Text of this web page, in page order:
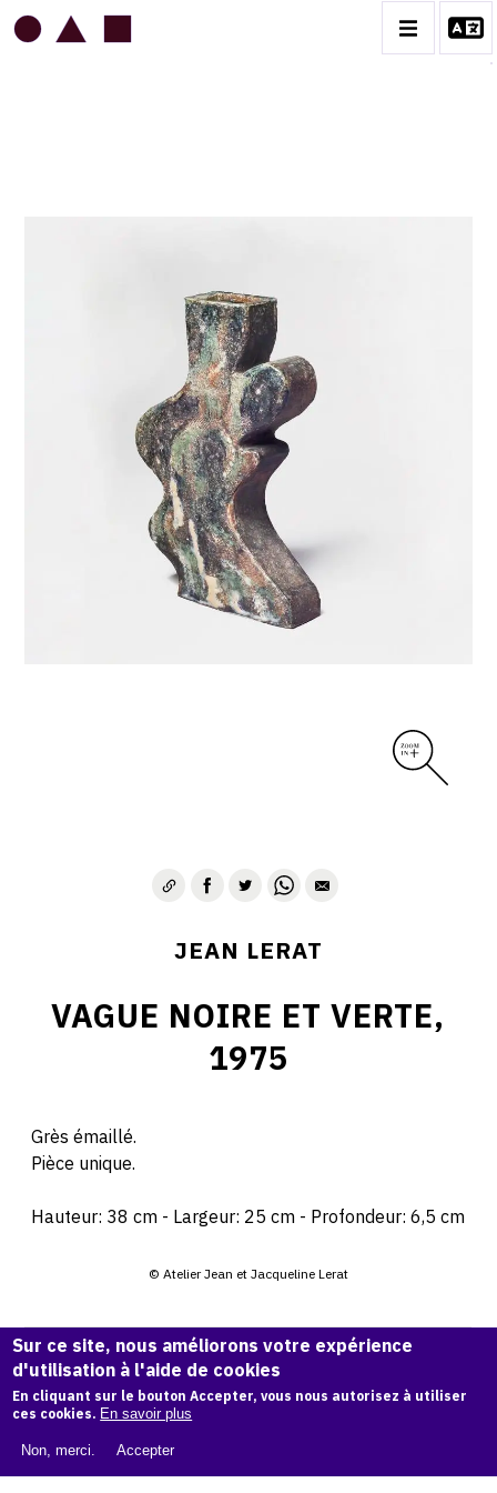
CATALOGUE DES OEUVRES
ART SACRÉ
BESTIAIRE
BOUQUETIÈRES
CÉRAMIQUE ARCHITECTURALE
CÉRAMIQUE DU QUOTIDIEN
COUPES ET PLATS
DIVERS
PERSONNAGES
PIÈCES A MAIN ET CENDRIERS
PLANTES
SCÈNES DE LA VIE
JEAN LERAT
VAGUE NOIRE ET VERTE,
1975
Grès émaillé.
Pièce unique.
Hauteur: 38 cm - Largeur: 25 cm - Profondeur: 6,5 cm
© Atelier Jean et Jacqueline Lerat
CITER CETTE ŒUVRE
Jean Lerat,Vague noire et verte, 1975
Catalogue raisonné de Jean et Jacqueline Lerat, OAM.ark:
Sur ce site, nous améliorons votre expérience
d'utilisation à l'aide de cookies
En cliquant sur le bouton Accepter, vous nous autorisez à utiliser
ces cookies. En savoir plus
Non, merci. Accepter